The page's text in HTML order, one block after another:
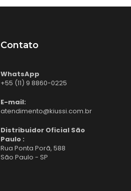
Contato
WhatsApp
+55 (11) 9 8860-0225
E-mail:
atendimento@kiussi.com.br
Distribuidor Oficial São
Paulo :
Rua Ponta Porã, 588
São Paulo - SP